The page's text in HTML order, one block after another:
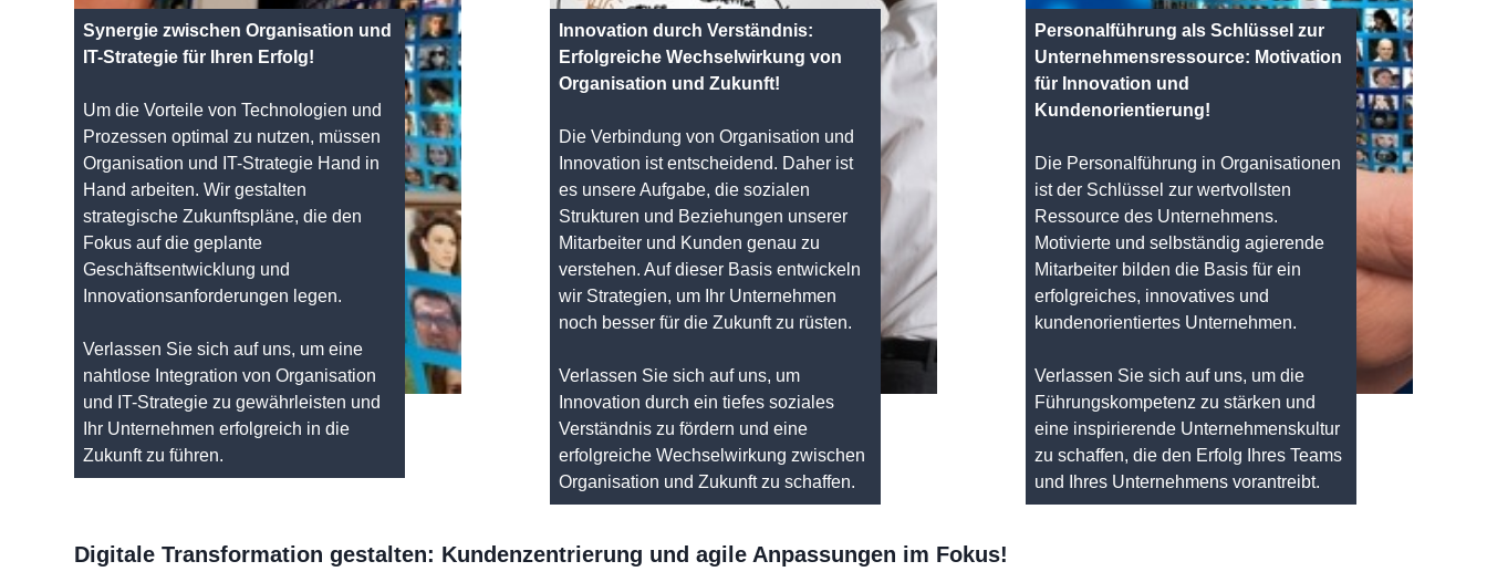
Synergie zwischen Organisation und
IT-Strategie für Ihren Erfolg!
Um die Vorteile von Technologien und
Prozessen optimal zu nutzen, müssen
Organisation und IT-Strategie Hand in
Hand arbeiten. Wir gestalten
strategische Zukunftspläne, die den
Fokus auf die geplante
Geschäftsentwicklung und
Innovationsanforderungen legen.
Verlassen Sie sich auf uns, um eine
nahtlose Integration von Organisation
und IT-Strategie zu gewährleisten und
Ihr Unternehmen erfolgreich in die
Zukunft zu führen.
Innovation durch Verständnis:
Erfolgreiche Wechselwirkung von
Organisation und Zukunft!
Die Verbindung von Organisation und
Innovation ist entscheidend. Daher ist
es unsere Aufgabe, die sozialen
Strukturen und Beziehungen unserer
Mitarbeiter und Kunden genau zu
verstehen. Auf dieser Basis entwickeln
wir Strategien, um Ihr Unternehmen
noch besser für die Zukunft zu rüsten.
Verlassen Sie sich auf uns, um
Innovation durch ein tiefes soziales
Verständnis zu fördern und eine
erfolgreiche Wechselwirkung zwischen
Organisation und Zukunft zu schaffen.
Personalführung als Schlüssel zur
Unternehmensressource: Motivation
für Innovation und
Kundenorientierung!
Die Personalführung in Organisationen
ist der Schlüssel zur wertvollsten
Ressource des Unternehmens.
Motivierte und selbständig agierende
Mitarbeiter bilden die Basis für ein
erfolgreiches, innovatives und
kundenorientiertes Unternehmen.
Verlassen Sie sich auf uns, um die
Führungskompetenz zu stärken und
eine inspirierende Unternehmenskultur
zu schaffen, die den Erfolg Ihres Teams
und Ihres Unternehmens vorantreibt.
Digitale Transformation gestalten: Kundenzentrierung und agile Anpassungen im Fokus!